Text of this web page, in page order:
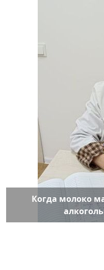
Когда молоко